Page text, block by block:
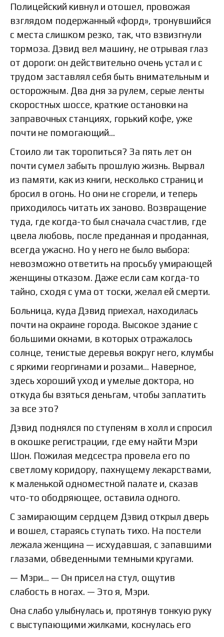
Полицейский кивнул и отошел, провожая
взглядом подержанный «форд», тронувшийся
с места слишком резко, так, что взвизгнули
тормоза. Дэвид вел машину, не отрывая глаз
от дороги: он действительно очень устал и с
трудом заставлял себя быть внимательным и
осторожным. Два дня за рулем, серые ленты
скоростных шоссе, краткие остановки на
заправочных станциях, горький кофе, уже
почти не помогающий…
Стоило ли так торопиться? За пять лет он
почти сумел забыть прошлую жизнь. Вырвал
из памяти, как из книги, несколько страниц и
бросил в огонь. Но они не сгорели, и теперь
приходилось читать их заново. Возвращение
туда, где когда-то был сначала счастлив, где
цвела любовь, после преданная и проданная,
всегда ужасно. Но у него не было выбора:
невозможно ответить на просьбу умирающей
женщины отказом. Даже если сам когда-то
тайно, сходя с ума от тоски, желал ей смерти.
Больница, куда Дэвид приехал, находилась
почти на окраине города. Высокое здание с
большими окнами, в которых отражалось
солнце, тенистые деревья вокруг него, клумбы
с яркими георгинами и розами… Наверное,
здесь хороший уход и умелые доктора, но
откуда бы взяться деньгам, чтобы заплатить
за все это?
Дэвид поднялся по ступеням в холл и спросил
в окошке регистрации, где ему найти Мэри
Шон. Пожилая медсестра провела его по
светлому коридору, пахнущему лекарствами,
к маленькой одноместной палате и, сказав
что-то ободряющее, оставила одного.
С замирающим сердцем Дэвид открыл дверь
и вошел, стараясь ступать тихо. На постели
лежала женщина — исхудавшая, с запавшими
глазами, обведенными темными кругами.
— Мэри… — Он присел на стул, ощутив
слабость в ногах. — Это я, Мэри.
Она слабо улыбнулась и, протянув тонкую руку
с выступающими жилками, коснулась его